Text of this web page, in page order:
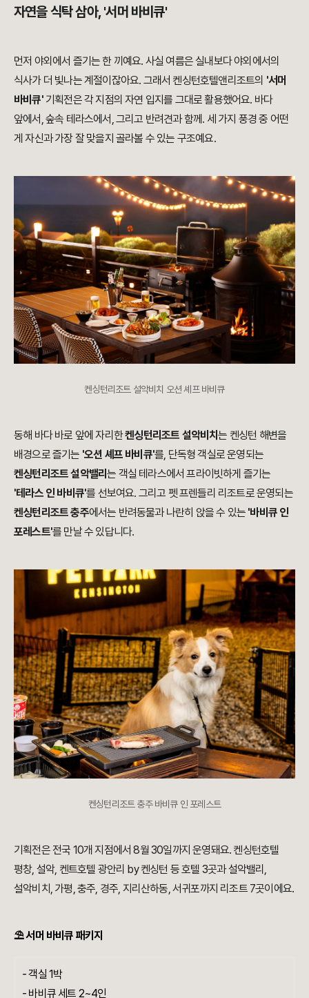
자연을 식탁 삼아, '서머 바비큐'
먼저 야외에서 즐기는 한 끼예요. 사실 여름은 실내보다 야외에서의
식사가 더 빛나는 계절이잖아요. 그래서 켄싱턴호텔앤리조트의 '서머
바비큐'기획전은 각 지점의 자연 입지를 그대로 활용했어요. 바다
앞에서, 숲속 테라스에서, 그리고 반려견과 함께. 세 가지 풍경 중 어떤
게 자신과 가장 잘 맞을지 골라볼 수 있는 구조예요.
켄싱턴리조트 설악비치 오션 셰프 바비큐
동해 바다 바로 앞에 자리한켄싱턴리조트 설악비치는 켄싱턴 해변을
배경으로 즐기는 '오션 셰프 바비큐'를, 단독형 객실로 운영되는
켄싱턴리조트 설악밸리는 객실 테라스에서 프라이빗하게 즐기는
'테라스 인 바비큐'를 선보여요. 그리고 펫 프렌들리 리조트로 운영되는
켄싱턴리조트 충주에서는 반려동물과 나란히 앉을 수 있는 '바비큐 인
포레스트'를 만날 수 있답니다.
켄싱턴리조트 충주 바비큐 인 포레스트
기획전은 전국 10개 지점에서 8월 30일까지 운영돼요. 켄싱턴호텔
평창, 설악, 켄트호텔 광안리 by 켄싱턴 등 호텔 3곳과 설악밸리,
설악비치, 가평, 충주, 경주, 지리산하동, 서귀포까지 리조트 7곳이에요.
⛱ 서머 바비큐 패키지
- 객실 1박
- 바비큐 세트 2~4인